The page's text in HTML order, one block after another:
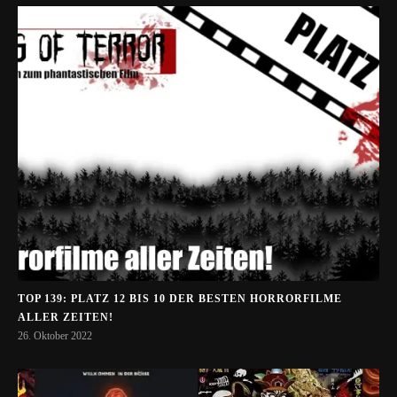
TOP 139: PLATZ 12 BIS 10 DER BESTEN HORRORFILME
ALLER ZEITEN!
26. Oktober 2022